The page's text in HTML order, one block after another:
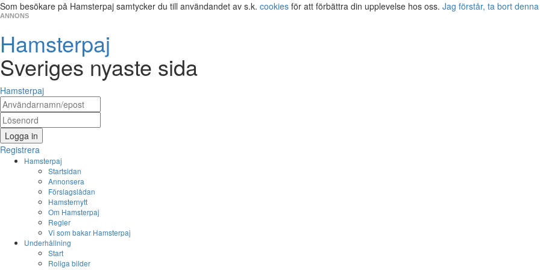
Som besökare på Hamsterpaj samtycker du till användandet av s.k. cookies för att förbättra din upplevelse hos oss. Jag förstår, ta bort
ANNONS
Hamsterpaj
Sveriges nyaste sida
Hamsterpaj
Logga in
Registrera
Hamsterpaj
Startsidan
Annonsera
Förslagslådan
Hamsternytt
Om Hamsterpaj
Regler
Vi som bakar Hamsterpaj
Underhållning
Start
Roliga bilder